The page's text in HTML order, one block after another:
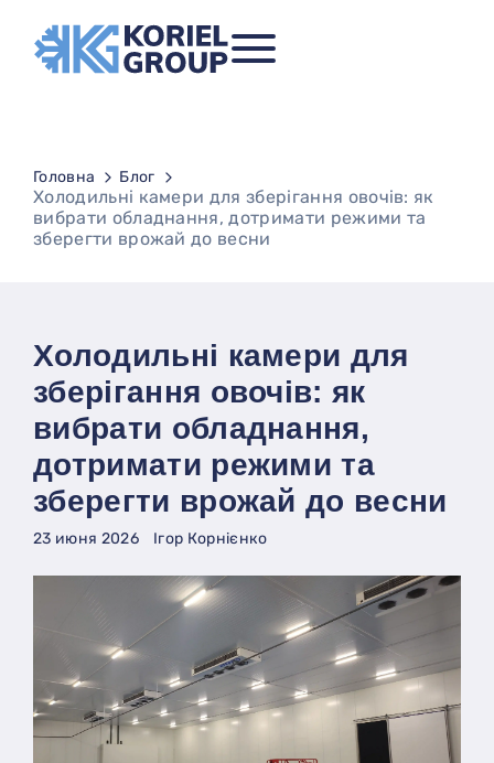
Головна Блог
Холодильні камери для зберігання овочів: як
вибрати обладнання, дотримати режими та
зберегти врожай до весни
Холодильні камери для
зберігання овочів: як
вибрати обладнання,
дотримати режими та
зберегти врожай до весни
23 июня 2026 Ігор Корнієнко